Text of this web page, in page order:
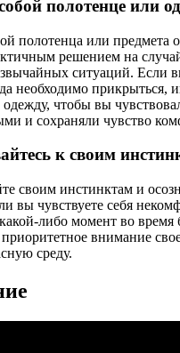
полотенце или
полотенца или предмета
решением на
ситуаций. Если
необходимо прикрыться,
чтобы вы
и сохраняли чувство
к своим
своим инстинктам и
вы чувствуете себя
либо момент во время
внимание
среду.